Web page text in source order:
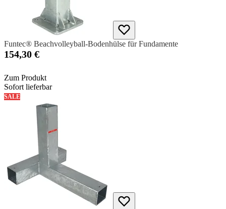
Funtec® Beachvolleyball-Bodenhülse für Fundamente
154,30 €
Zum Produkt
Sofort lieferbar
SALE